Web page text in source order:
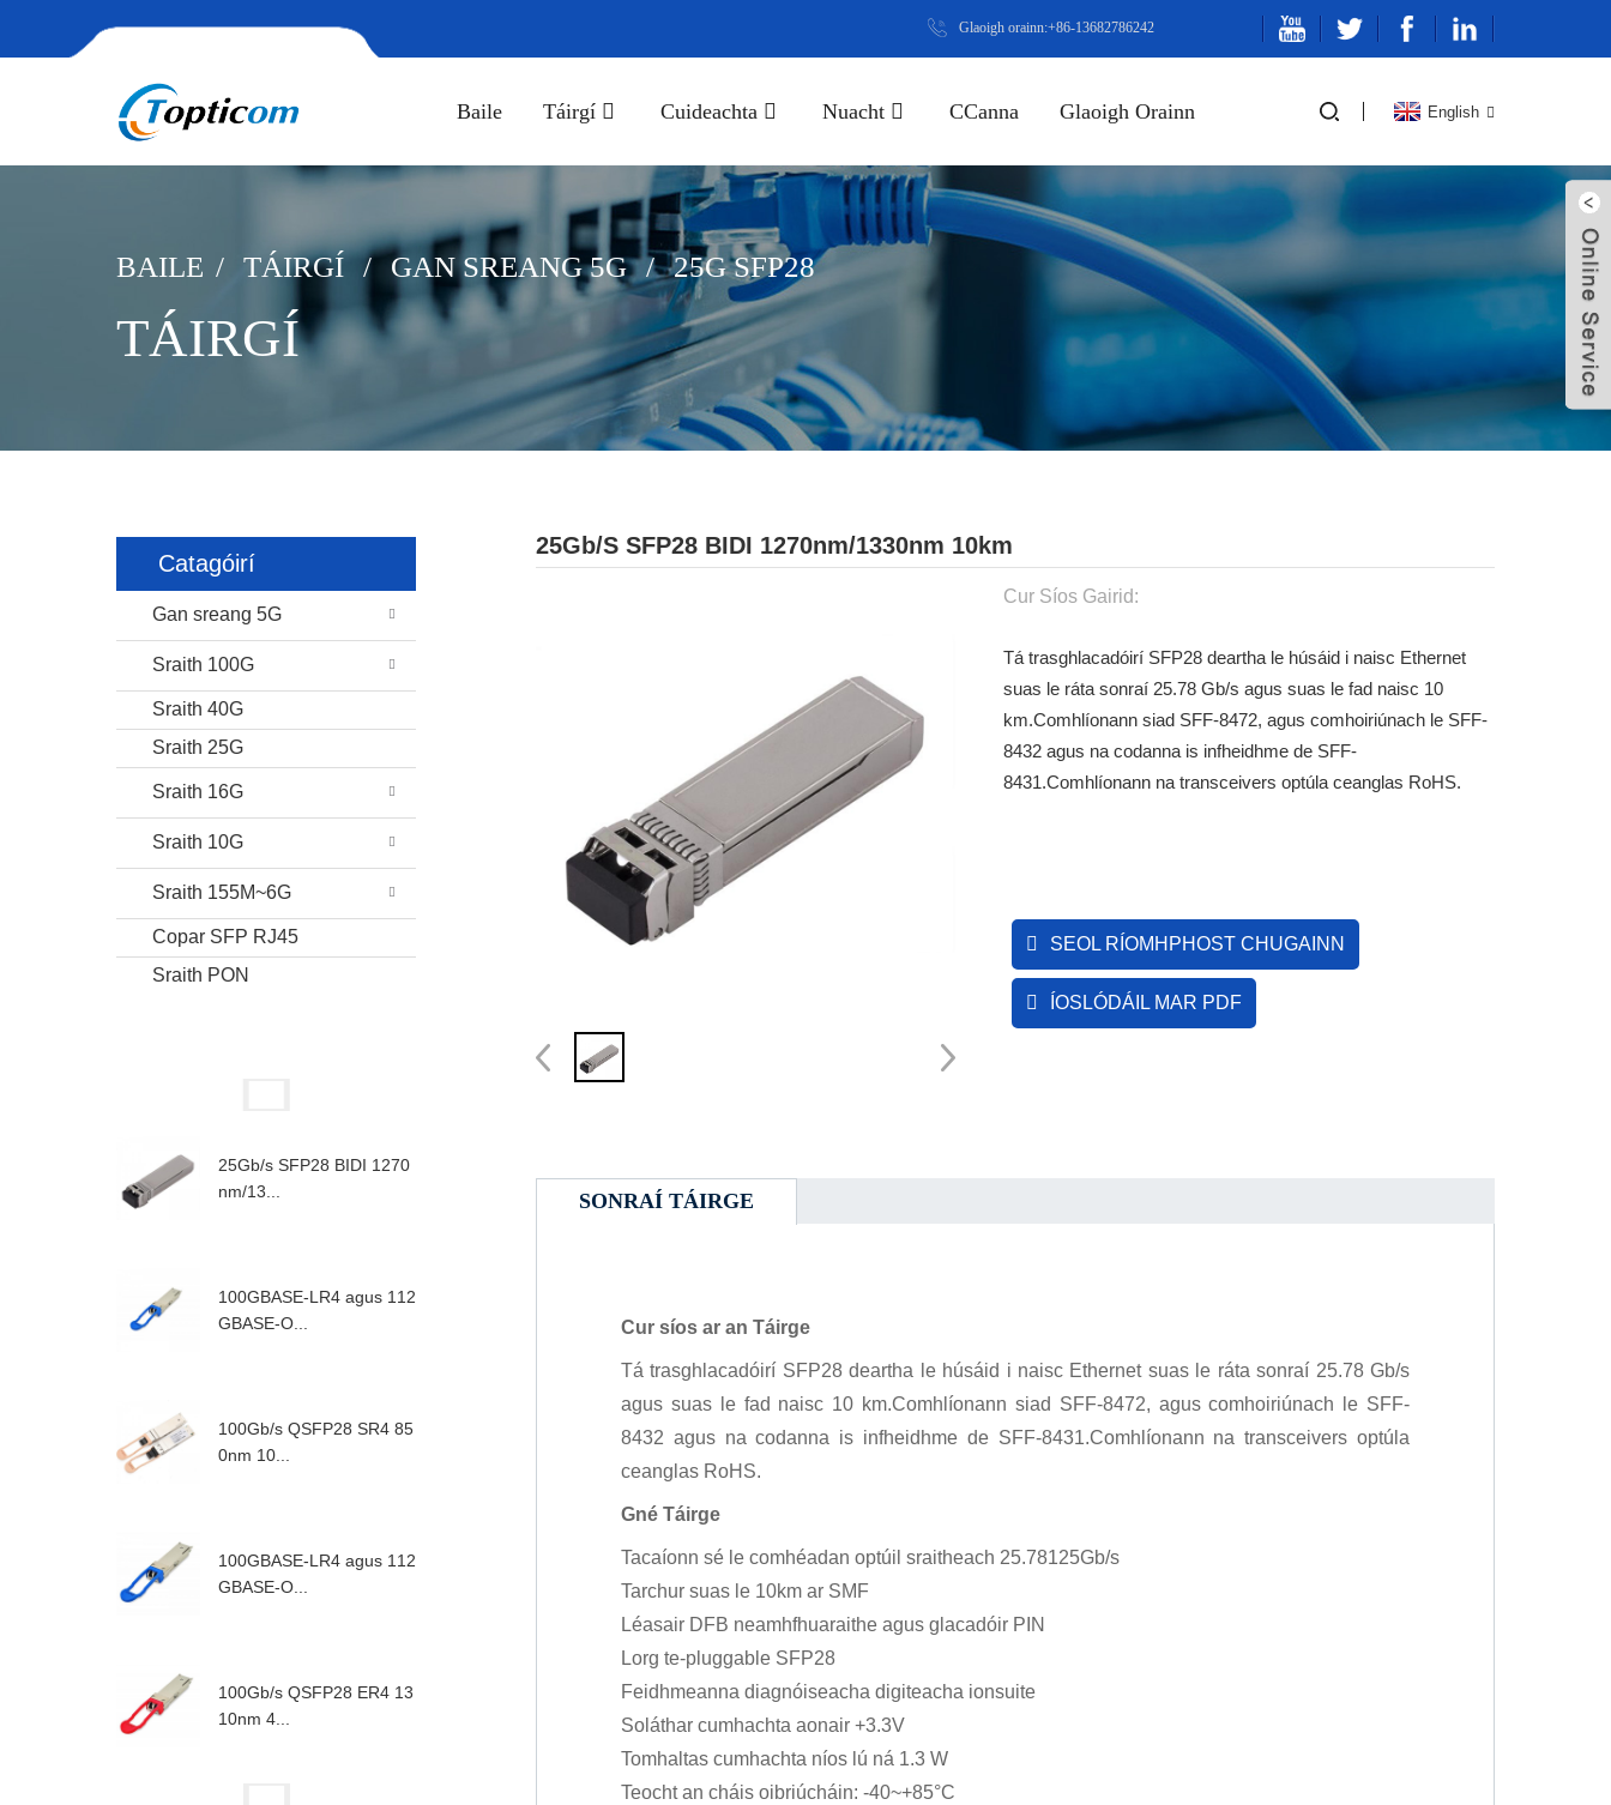
Glaoigh orainn:+86-13682786242
Baile Táirgí Cuideachta Nuacht CCanna Glaoigh Orainn English
BAILE TÁIRGÍ GAN SREANG 5G 25G SFP28
TÁIRGÍ
Catagóirí
Gan sreang 5G
Sraith 100G
Sraith 40G
Sraith 25G
Sraith 16G
Sraith 10G
Sraith 155M~6G
Copar SFP RJ45
Sraith PON
25Gb/s SFP28 BIDI 1270
nm/13...
100GBASE-LR4 agus 112
GBASE-O...
100Gb/s QSFP28 SR4 85
0nm 10...
100GBASE-LR4 agus 112
GBASE-O...
100Gb/s QSFP28 ER4 13
10nm 4...
25Gb/s SFP28 BIDI 1270nm/1330nm 10km
Cur Síos Gairid:
Tá trasghlacadóirí SFP28 deartha le húsáid i naisc Ethernet
suas le ráta sonraí 25.78 Gb/s agus suas le fad naisc 10
km.Comhlíonann siad SFF-8472, agus comhoiriúnach le SFF-
8432 agus na codanna is infheidhme de SFF-
8431.Comhlíonann na transceivers optúla ceanglas RoHS.
SEOL RÍOMHPHOST CHUGAINN
ÍOSLÓDÁIL MAR PDF
SONRAÍ TÁIRGE
Cur síos ar an Táirge
Tá trasghlacadóirí SFP28 deartha le húsáid i naisc Ethernet suas le ráta sonraí 25.78 Gb/s
agus suas le fad naisc 10 km.Comhlíonann siad SFF-8472, agus comhoiriúnach le SFF-
8432 agus na codanna is infheidhme de SFF-8431.Comhlíonann na transceivers optúla
ceanglas RoHS.
Gné Táirge
Tacaíonn sé le comhéadan optúil sraitheach 25.78125Gb/s
Tarchur suas le 10km ar SMF
Léasair DFB neamhfhuaraithe agus glacadóir PIN
Lorg te-pluggable SFP28
Feidhmeanna diagnóiseacha digiteacha ionsuite
Soláthar cumhachta aonair +3.3V
Tomhaltas cumhachta níos lú ná 1.3 W
Teocht an cháis oibriúcháin: -40~+85°C